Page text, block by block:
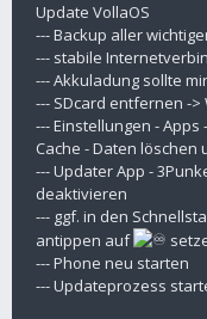
Update VollaOS
--- Backup aller
--- stabile
--- Akkuladung sollte
--- SDcard entfernen ->
--- Einstellungen -
Cache - Daten löschen
--- Updater App -
deaktivieren
--- ggf. in den
antippen auf
--- Phone neu starten
--- Updateprozess